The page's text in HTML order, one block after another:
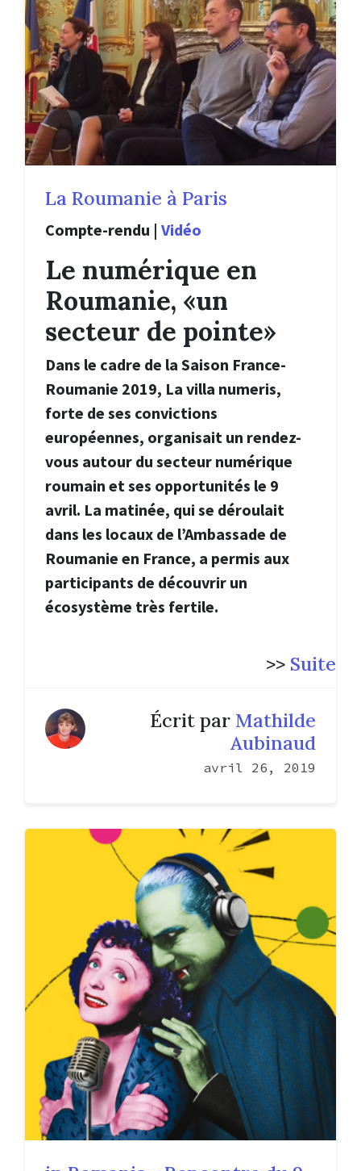
La Roumanie à Paris
Compte-rendu | Vidéo
Le numérique en
Roumanie, «un
secteur de pointe»
Dans le cadre de la Saison France-
Roumanie 2019, La villa numeris,
forte de ses convictions
européennes, organisait un rendez-
vous autour du secteur numérique
roumain et ses opportunités le 9
avril. La matinée, qui se déroulait
dans les locaux de l’Ambassade de
Roumanie en France, a permis aux
participants de découvrir un
écosystème très fertile.
>> Suite
Écrit par Mathilde
Aubinaud
avril 26, 2019